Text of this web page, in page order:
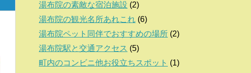
湯布院の素敵な宿泊施設 (2)
湯布院の観光名所あれこれ (6)
湯布院ペット同伴でおすすめの場所 (2)
湯布院駅と交通アクセス (5)
町内のコンビニ他お役立ちスポット (1)